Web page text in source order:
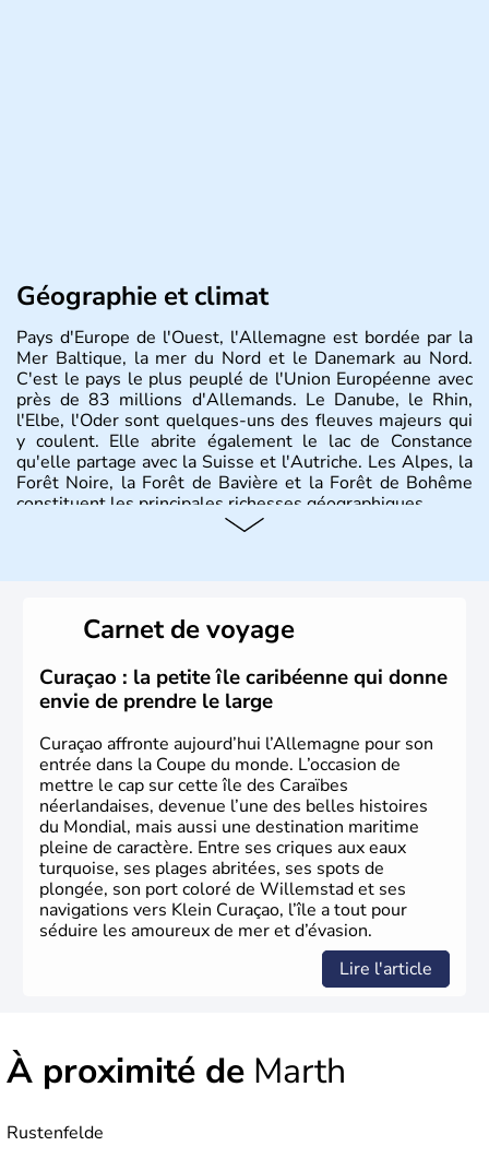
Géographie et climat
Pays d'Europe de l'Ouest, l'Allemagne est bordée par la
Mer Baltique, la mer du Nord et le Danemark au Nord.
C'est le pays le plus peuplé de l'Union Européenne avec
près de 83 millions d'Allemands. Le Danube, le Rhin,
l'Elbe, l'Oder sont quelques-uns des fleuves majeurs qui
y coulent. Elle abrite également le lac de Constance
qu'elle partage avec la Suisse et l'Autriche. Les Alpes, la
Forêt Noire, la Forêt de Bavière et la Forêt de Bohême
constituent les principales richesses géographiques.
lesquelles bénéficient d'une grande autonomie. Le pays
peut se targuer de grands noms qu'il a vu naître dans tous
les domaines, des arts à la politique en passant par la
philosophie. Hertz, Gutenberg, Heidegger, Thomas Mann,
Herman Hesse ou bien Hegel en font partie.
Carnet de voyage
Curaçao : la petite île caribéenne qui donne
envie de prendre le large
Curaçao affronte aujourd’hui l’Allemagne pour son
entrée dans la Coupe du monde. L’occasion de
mettre le cap sur cette île des Caraïbes
néerlandaises, devenue l’une des belles histoires
du Mondial, mais aussi une destination maritime
pleine de caractère. Entre ses criques aux eaux
turquoise, ses plages abritées, ses spots de
plongée, son port coloré de Willemstad et ses
navigations vers Klein Curaçao, l’île a tout pour
séduire les amoureux de mer et d’évasion.
Lire l'article
À proximité de Marth
Rustenfelde